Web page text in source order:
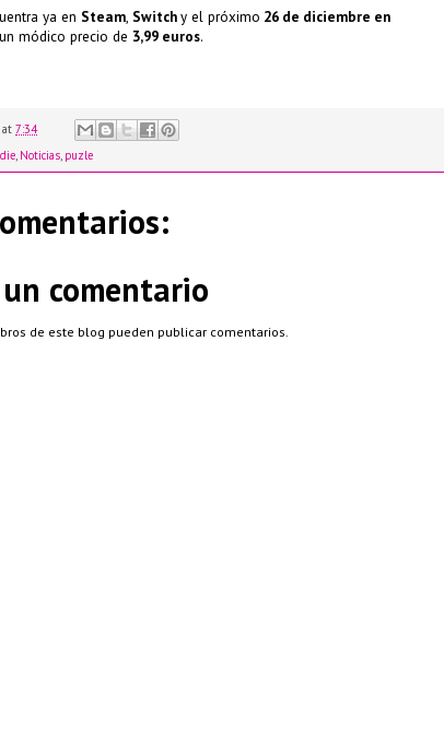
ya en Steam, Switchy el próximo 26 de diciembre en
módico precio de 3,99 euros.
at 7:34
, Noticias, puzle
comentario
de este blog pueden publicar comentarios.